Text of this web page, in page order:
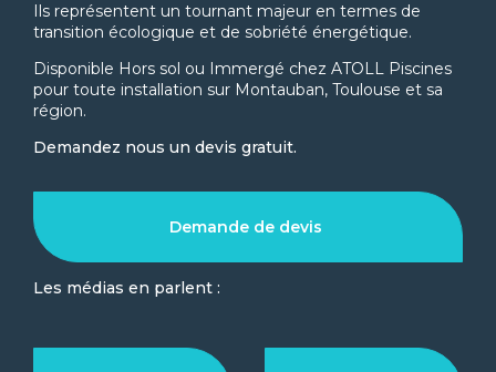
Ils représentent un tournant majeur en termes de
transition écologique et de sobriété énergétique.
Disponible Hors sol ou Immergé chez ATOLL Piscines
pour toute installation sur Montauban, Toulouse et sa
région.
Demandez nous un devis gratuit.
Demande de devis
Les médias en parlent :